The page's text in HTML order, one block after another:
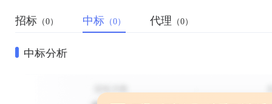
招标 （0） 中标 （0） 代理 （0）
中标分析